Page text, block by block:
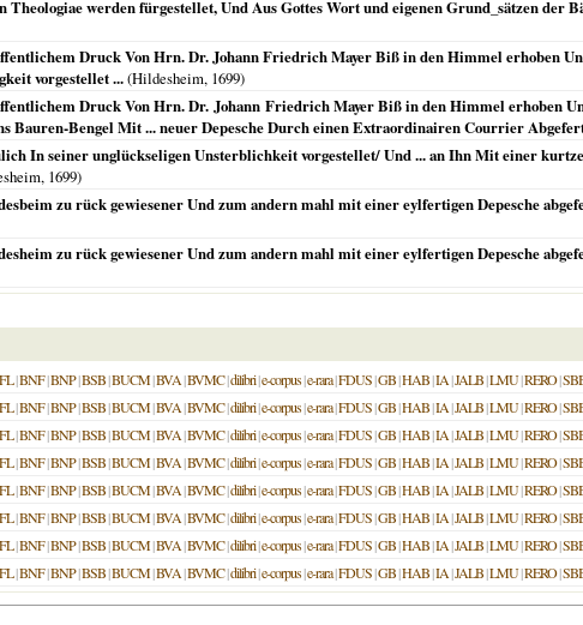
Theologiae werden fürgestellet, Und Aus Gottes Wort und eigenen Grund_sätzen
Druck Von Hrn. Dr. Johann Friedrich Mayer Biß in den Himmel erhoben
vorgestellet ...(Hildesheim, 1699)
Druck Von Hrn. Dr. Johann Friedrich Mayer Biß in den Himmel erhoben
Bauren-Bengel Mit ... neuer Depesche Durch einen Extraordinairen Courrier
In seiner unglückseligen Unsterblichkeit vorgestellet/ Und ... an Ihn Mit einer
, 1699)
zu rück gewiesener Und zum andern mahl mit einer eylfertigen Depesche
zu rück gewiesener Und zum andern mahl mit einer eylfertigen Depesche
|BNF|BNP|BSB|BUCM|BVA|BVMC|dilibri|e-corpus|e-rara|FDUS|GB|HAB|IA|JALB|LMU|RERO|
|BNF|BNP|BSB|BUCM|BVA|BVMC|dilibri|e-corpus|e-rara|FDUS|GB|HAB|IA|JALB|LMU|RERO|
|BNF|BNP|BSB|BUCM|BVA|BVMC|dilibri|e-corpus|e-rara|FDUS|GB|HAB|IA|JALB|LMU|RERO|
|BNF|BNP|BSB|BUCM|BVA|BVMC|dilibri|e-corpus|e-rara|FDUS|GB|HAB|IA|JALB|LMU|RERO|
|BNF|BNP|BSB|BUCM|BVA|BVMC|dilibri|e-corpus|e-rara|FDUS|GB|HAB|IA|JALB|LMU|RERO|
|BNF|BNP|BSB|BUCM|BVA|BVMC|dilibri|e-corpus|e-rara|FDUS|GB|HAB|IA|JALB|LMU|RERO|
|BNF|BNP|BSB|BUCM|BVA|BVMC|dilibri|e-corpus|e-rara|FDUS|GB|HAB|IA|JALB|LMU|RERO|
|BNF|BNP|BSB|BUCM|BVA|BVMC|dilibri|e-corpus|e-rara|FDUS|GB|HAB|IA|JALB|LMU|RERO|